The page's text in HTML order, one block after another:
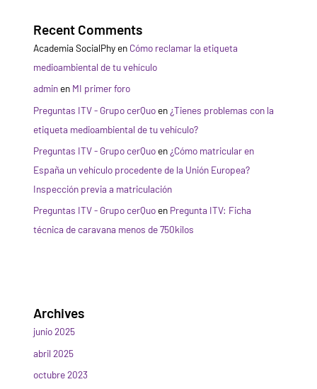
Recent Comments
Academia SocialPhyen Cómo reclamar la etiqueta
medioambiental de tu vehículo
adminen MI primer foro
Preguntas ITV - Grupo cerQuoen ¿Tienes problemas con la
etiqueta medioambiental de tu vehículo?
Preguntas ITV - Grupo cerQuoen ¿Cómo matricular en
España un vehículo procedente de la Unión Europea?
Inspección previa a matriculación
Preguntas ITV - Grupo cerQuoen Pregunta ITV: Ficha
técnica de caravana menos de 750kilos
Archives
junio 2025
abril 2025
octubre 2023